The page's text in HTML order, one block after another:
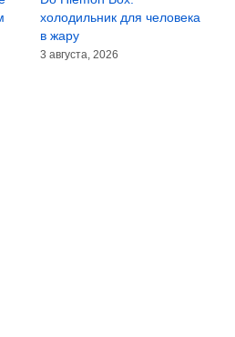
холодильник для человека
в жару
3 августа, 2026